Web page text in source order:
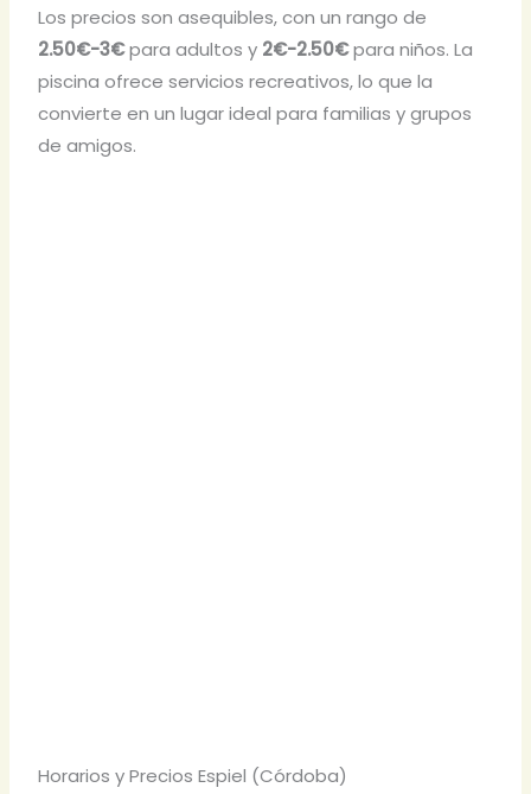
Los precios son asequibles, con un rango de
2.50€-3€para adultos y 2€-2.50€para niños. La
piscina ofrece servicios recreativos, lo que la
convierte en un lugar ideal para familias y grupos
de amigos.
Horarios y Precios Espiel (Córdoba)